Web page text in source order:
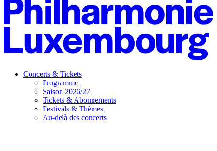
Concerts & Tickets
Programme
Saison 2026/27
Tickets & Abonnements
Festivals & Thèmes
Au-delà des concerts